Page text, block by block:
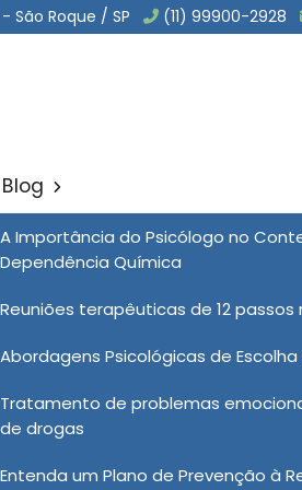
São Roque / SP (11) 99900-2928
Blog
A Importância do Psicólogo no
Dependência Química
Reuniões terapêuticas de 12
Abordagens Psicológicas de
Tratamento de problemas
de drogas
Entenda um Plano de Prevenção à
Quimicos
Involuntaria na Raposo